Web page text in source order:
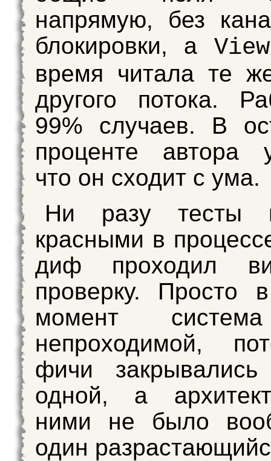
напрямую, без
блокировки, а
время читала те
другого потока.
99% случаев. В
проценте автора
что он сходит с ума.
Ни разу тесты
красными в
диф проходил
проверку. Просто
момент
непроходимой,
фичи
одной, а
ними не было
один